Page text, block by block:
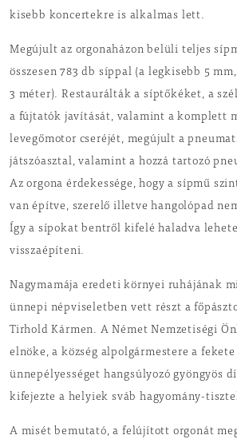
kisebb koncertekre is alkalmas lett.
Megújult az orgonaházon belüli teljes
összesen 783 db síppal (a legkisebb 5
3 méter). Restaurálták a síptőkéket, a
a fújtatók javítását, valamint a komplett
levegőmotor cseréjét, megújult a
játszóasztal, valamint a hozzá tartozó
Az orgona érdekessége, hogy a sípmű
van építve, szerelő illetve hangolópad
Így a sípokat bentről kifelé haladva
visszaépíteni.
Nagymamája eredeti környei ruhájának
ünnepi népviseletben vett részt a
Tirhold Kármen. A Német Nemzetiségi
elnöke, a község alpolgármestere a fekete
ünnepélyességet hangsúlyozó gyöngyös
kifejezte a helyiek sváb hagyomány-
A misét bemutató, a felújított orgonát